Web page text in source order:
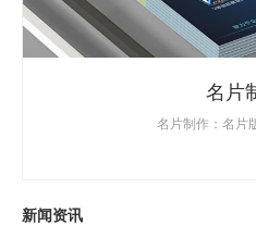
名片
名片制作：名片
新闻资讯